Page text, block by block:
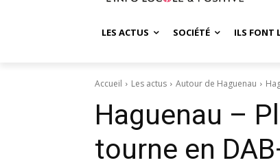
LES ACTUS SOCIÉTÉ ILS FONT
Accueil Les actus Autour de Haguenau
Haguenau –
tourne en